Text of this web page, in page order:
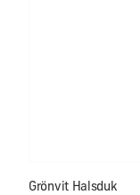
Grönvit Halsduk